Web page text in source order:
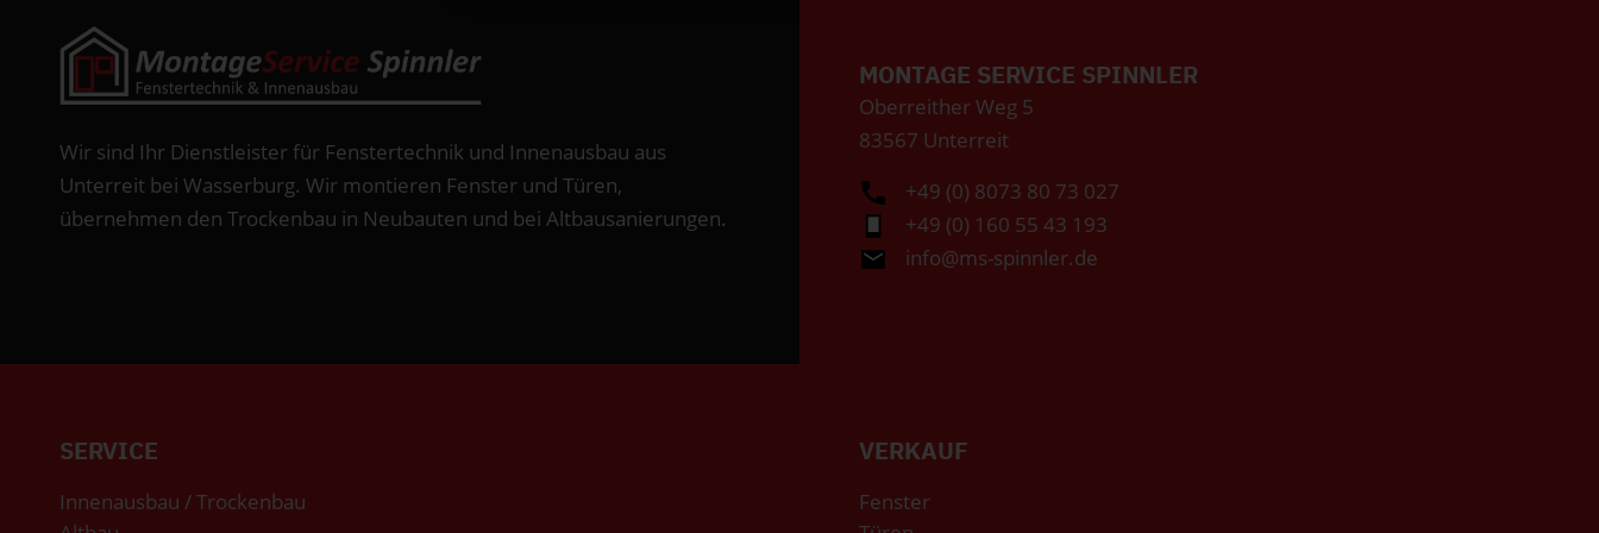
Wir sind Ihr Dienstleister für Fenstertechnik und Innenausbau aus
Unterreit bei Wasserburg. Wir montieren Fenster und Türen,
übernehmen den Trockenbau in Neubauten und bei Altbausanierungen.
MONTAGE SERVICE SPINNLER
Oberreither Weg 5
83567 Unterreit
+49 (0) 8073 80 73 027
+49 (0) 160 55 43 193
info@ms-spinnler.de
SERVICE
Innenausbau / Trockenbau
VERKAUF
Fenster